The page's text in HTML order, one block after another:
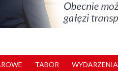
TABOR WYDARZENIA